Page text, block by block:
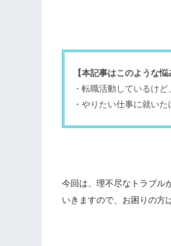
【本記事はこのような
・転職活動しているけ
・やりたい仕事に就い
今回は、理不尽なトラブル
いきますので、お困りの方